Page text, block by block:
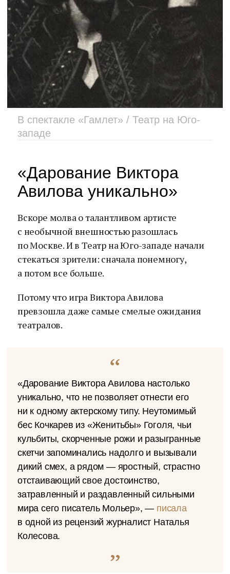
В спектакле «Гамлет» / Театр на Юго-
западе
«Дарование Виктора
Авилова уникально»
Вскоре молва о талантливом артисте
с необычной внешностью разошлась
по Москве. И в Театр на Юго-западе начали
стекаться зрители: сначала понемногу,
а потом все больше.
Потому что игра Виктора Авилова
превзошла даже самые смелые ожидания
театралов.
«Дарование Виктора Авилова настолько
уникально, что не позволяет отнести его
ни к одному актерскому типу. Неутомимый
бес Кочкарев из «Женитьбы» Гоголя, чьи
кульбиты, скорченные рожи и разыгранные
скетчи запоминались надолго и вызывали
дикий смех, а рядом — яростный, страстно
отстаивающий свое достоинство,
затравленный и раздавленный сильными
мира сего писатель Мольер», — писала
в одной из рецензий журналист Наталья
Колесова.